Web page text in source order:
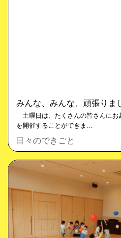
みんな、みんな、頑張りま
土曜日は、たくさんの皆さんにお
を開催することができま…
日々のできごと